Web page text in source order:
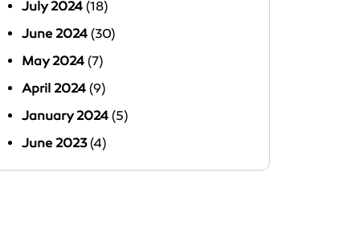
July 2024 (18)
June 2024 (30)
May 2024 (7)
April 2024 (9)
January 2024 (5)
June 2023(4)